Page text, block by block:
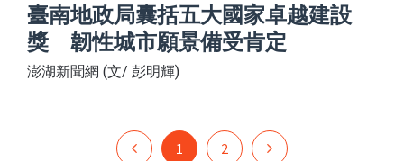
臺南地政局囊括五大國家卓越建設
獎 韌性城市願景備受肯定
澎湖新聞網 (文/ 彭明輝)
1 2